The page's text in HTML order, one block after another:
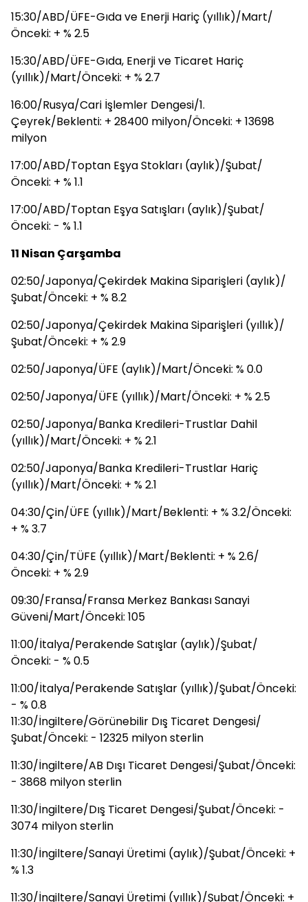
15:30/ABD/ÜFE-Gıda ve Enerji Hariç (yıllık)/Mart/
Önceki: + % 2.5
15:30/ABD/ÜFE-Gıda, Enerji ve Ticaret Hariç
(yıllık)/Mart/Önceki: + % 2.7
16:00/Rusya/Cari İşlemler Dengesi/1.
Çeyrek/Beklenti: + 28400 milyon/Önceki: + 13698
milyon
17:00/ABD/Toptan Eşya Stokları (aylık)/Şubat/
Önceki: + % 1.1
17:00/ABD/Toptan Eşya Satışları (aylık)/Şubat/
Önceki: - % 1.1
11 Nisan Çarşamba
02:50/Japonya/Çekirdek Makina Siparişleri (aylık)/
Şubat/Önceki: + % 8.2
02:50/Japonya/Çekirdek Makina Siparişleri (yıllık)/
Şubat/Önceki: + % 2.9
02:50/Japonya/ÜFE (aylık)/Mart/Önceki: % 0.0
02:50/Japonya/ÜFE (yıllık)/Mart/Önceki: + % 2.5
02:50/Japonya/Banka Kredileri-Trustlar Dahil
(yıllık)/Mart/Önceki: + % 2.1
02:50/Japonya/Banka Kredileri-Trustlar Hariç
(yıllık)/Mart/Önceki: + % 2.1
04:30/Çin/ÜFE (yıllık)/Mart/Beklenti: + % 3.2/Önceki:
+ % 3.7
04:30/Çin/TÜFE (yıllık)/Mart/Beklenti: + % 2.6/
Önceki: + % 2.9
09:30/Fransa/Fransa Merkez Bankası Sanayi
Güveni/Mart/Önceki: 105
11:00/İtalya/Perakende Satışlar (aylık)/Şubat/
Önceki: - % 0.5
11:00/İtalya/Perakende Satışlar (yıllık)/Şubat/Önceki:
- % 0.8
11:30/İngiltere/Görünebilir Dış Ticaret Dengesi/
Şubat/Önceki: - 12325 milyon sterlin
11:30/İngiltere/AB Dışı Ticaret Dengesi/Şubat/Önceki:
- 3868 milyon sterlin
11:30/İngiltere/Dış Ticaret Dengesi/Şubat/Önceki: -
3074 milyon sterlin
11:30/İngiltere/Sanayi Üretimi (aylık)/Şubat/Önceki: +
% 1.3
11:30/İngiltere/Sanayi Üretimi (yıllık)/Şubat/Önceki: +